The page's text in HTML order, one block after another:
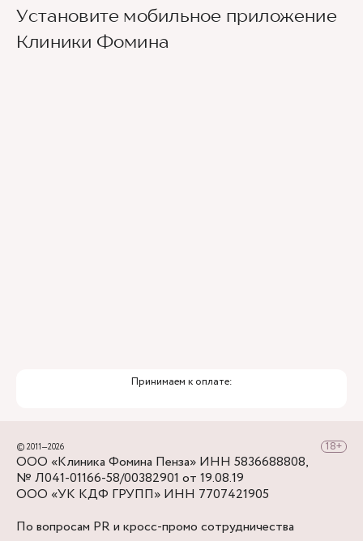
Ведущие врачи региона
Установите мобильное приложение
Клиники Фомина
Принимаем к оплате:
© 2011—2026
ООО «Клиника Фомина Пенза» ИНН 5836688808,
№ Л041-01166-58/00382901 от 19.08.19
ООО «УК КДФ ГРУПП» ИНН 7707421905
По вопросам PR и кросс-промо сотрудничества